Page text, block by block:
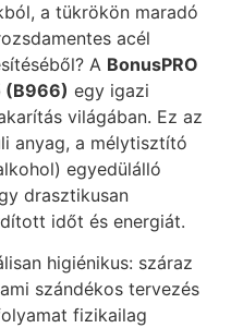
a tükrökön maradó
acél
A BonusPRO
(B966) egy igazi
világában. Ez az
anyag, a mélytisztító
egyedülálló
drasztikusan
időt és energiát.
higiénikus: száraz
szándékos tervezés
fizikailag